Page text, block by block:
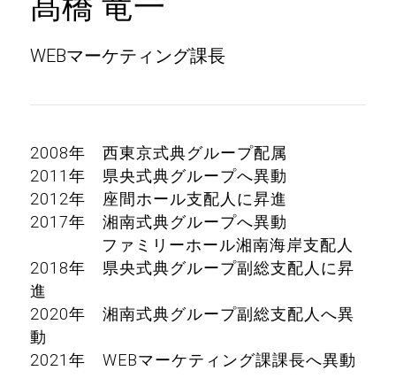
WEBマーケティング課長
2008年 西東京式典グループ配属
2011年 県央式典グループへ異動
2012年 座間ホール支配人に昇進
2017年 湘南式典グループへ異動
ファミリーホール湘南海岸支配人
2018年 県央式典グループ副総支配人に昇
進
2020年 湘南式典グループ副総支配人へ異
動
2021年 WEBマーケティング課課長へ異動